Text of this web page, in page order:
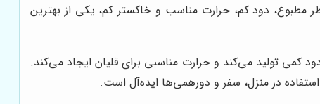
دود کم، حرارت مناسب و خاکستر کم، یکی از بهترین
کمی تولید می‌کند و حرارت مناسبی برای قلیان ایجاد می‌کند.
در منزل، سفر و دورهمی‌ها ایده‌آل است.